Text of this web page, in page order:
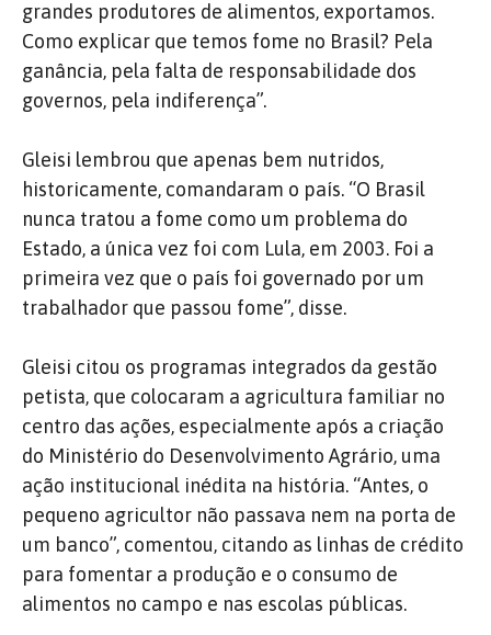
grandes produtores de alimentos, exportamos.
Como explicar que temos fome no Brasil? Pela
ganância, pela falta de responsabilidade dos
governos, pela indiferença”.
Gleisi lembrou que apenas bem nutridos,
historicamente, comandaram o país. “O Brasil
nunca tratou a fome como um problema do
Estado, a única vez foi com Lula, em 2003. Foi a
primeira vez que o país foi governado por um
trabalhador que passou fome”, disse.
Gleisi citou os programas integrados da gestão
petista, que colocaram a agricultura familiar no
centro das ações, especialmente após a criação
do Ministério do Desenvolvimento Agrário, uma
ação institucional inédita na história. “Antes, o
pequeno agricultor não passava nem na porta de
um banco”, comentou, citando as linhas de crédito
para fomentar a produção e o consumo de
alimentos no campo e nas escolas públicas.